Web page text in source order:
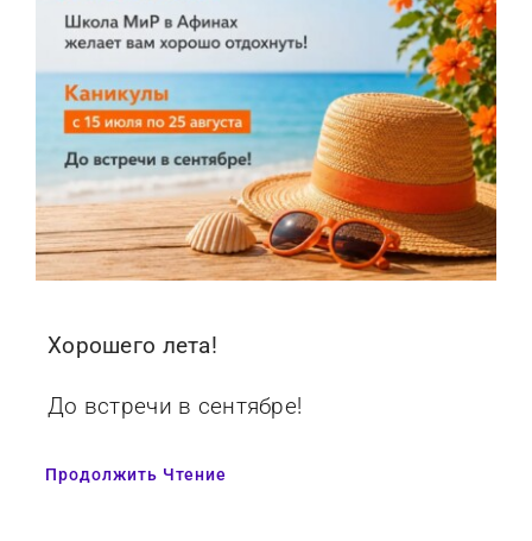
Хорошего лета!
До встречи в сентябре!
Продолжить Чтение